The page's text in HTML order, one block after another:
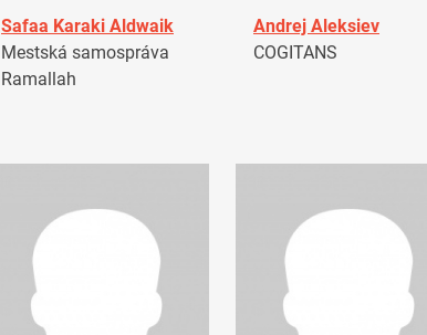
Safaa Karaki Aldwaik
Mestská samospráva
Ramallah
Andrej Aleksiev
COGITANS